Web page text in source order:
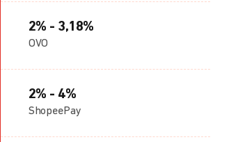
2% - 3,18%
OVO
2% - 4%
ShopeePay